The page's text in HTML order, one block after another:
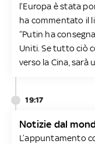
l’Europa è stata
ha commentato il
“Putin ha
Uniti. Se tutto ciò
verso la Cina, sarà
19:17
Notizie dal
L’appuntamento